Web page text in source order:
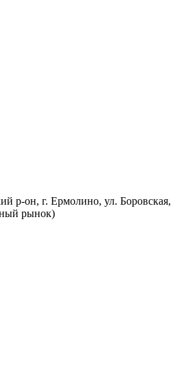
р-он, г. Ермолино, ул. Боровская,
рынок)